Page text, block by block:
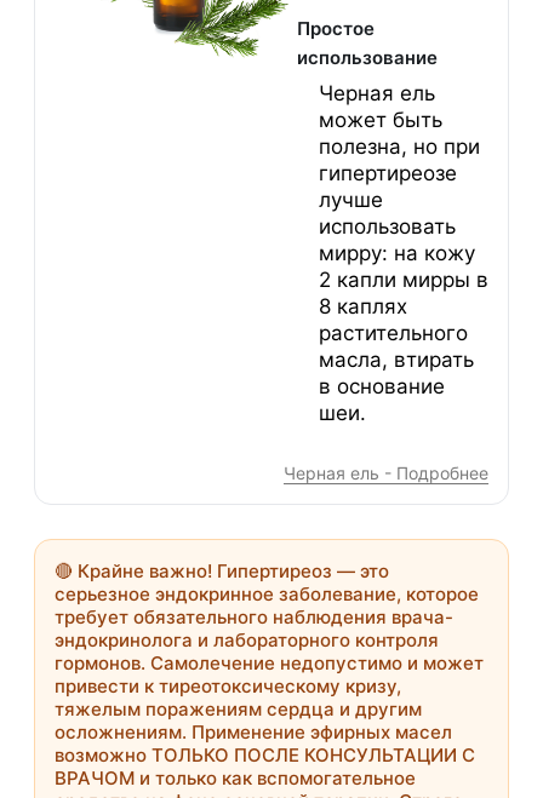
Простое
использование
Черная ель
может быть
полезна, но при
гипертиреозе
лучше
использовать
мирру: на кожу
2 капли мирры в
8 каплях
растительного
масла, втирать
в основание
шеи.
Черная ель - Подробнее
🔴 Крайне важно! Гипертиреоз — это
серьезное эндокринное заболевание, которое
требует обязательного наблюдения врача-
эндокринолога и лабораторного контроля
гормонов. Самолечение недопустимо и может
привести к тиреотоксическому кризу,
тяжелым поражениям сердца и другим
осложнениям. Применение эфирных масел
возможно ТОЛЬКО ПОСЛЕ КОНСУЛЬТАЦИИ С
ВРАЧОМ и только как вспомогательное